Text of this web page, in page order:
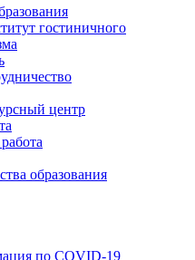
гостиничного
центр
образования
по COVID-19